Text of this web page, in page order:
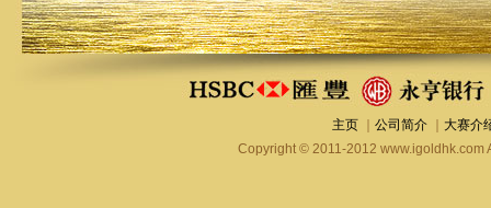
主页 ｜公司简介
大赛介
Copyright © 2011-2012 www.igoldhk.com